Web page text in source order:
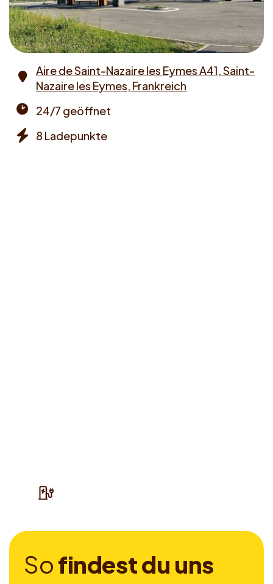
Address
Aire de Saint-Nazaire les Eymes A41, Saint-
Nazaire les Eymes, Frankreich
times
24/7 geöffnet
8 Ladepunkte
Sofindestdu uns